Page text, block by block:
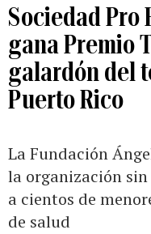
Sociedad Pro
gana Premio
galardón del
Puerto Rico
La Fundación
la organización
a cientos de
de salud